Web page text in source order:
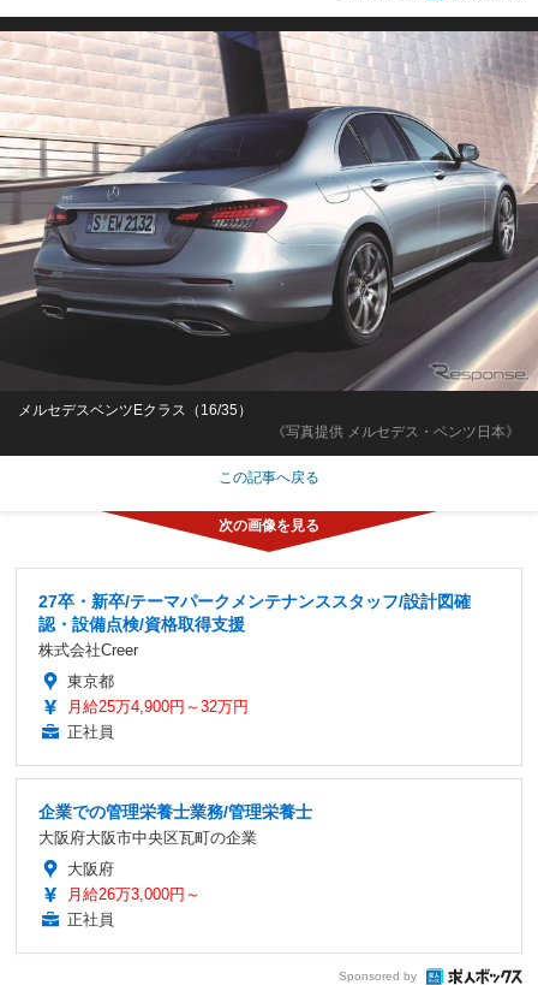
《写真提供 メルセデス・ベンツ日本》
メルセデスベンツEクラス（16/35）
この記事へ戻る
27卒・新卒/テーマパークメンテナンススタッフ/設計図確
認・設備点検/資格取得支援
株式会社Creer
東京都
月給25万4,900円～32万円
正社員
企業での管理栄養士業務/管理栄養士
大阪府大阪市中央区瓦町の企業
大阪府
月給26万3,000円～
正社員
Sponsored by